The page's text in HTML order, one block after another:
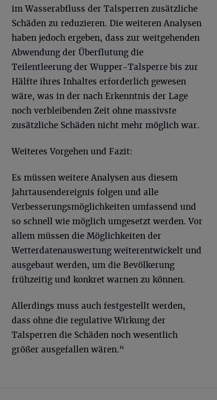
im Wasserabfluss der Talsperren zusätzliche
Schäden zu reduzieren. Die weiteren Analysen
haben jedoch ergeben, dass zur weitgehenden
Abwendung der Überflutung die
Teilentleerung der Wupper-Talsperre bis zur
Hälfte ihres Inhaltes erforderlich gewesen
wäre, was in der nach Erkenntnis der Lage
noch verbleibenden Zeit ohne massivste
zusätzliche Schäden nicht mehr möglich war.
Weiteres Vorgehen und Fazit:
Es müssen weitere Analysen aus diesem
Jahrtausendereignis folgen und alle
Verbesserungsmöglichkeiten umfassend und
so schnell wie möglich umgesetzt werden. Vor
allem müssen die Möglichkeiten der
Wetterdatenauswertung weiterentwickelt und
ausgebaut werden, um die Bevölkerung
frühzeitig und konkret warnen zu können.
Allerdings muss auch festgestellt werden,
dass ohne die regulative Wirkung der
Talsperren die Schäden noch wesentlich
größer ausgefallen wären.“